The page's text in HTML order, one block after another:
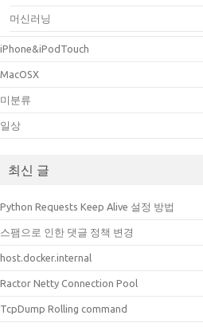
머신러닝
iPhone&iPodTouch
MacOSX
미분류
일상
최신 글
Python Requests Keep Alive 설정 방법
스팸으로 인한 댓글 정책 변경
host.docker.internal
Ractor Netty Connection Pool
TcpDump Rolling command